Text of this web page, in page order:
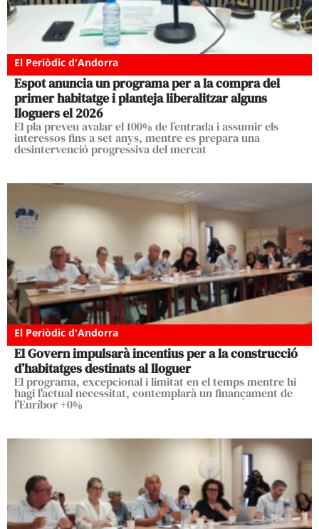
El Periòdic d'Andorra
Espot anuncia un programa per a la compra del
primer habitatge i planteja liberalitzar alguns
lloguers el 2026
El pla preveu avalar el 100% de l’entrada i assumir els
interessos fins a set anys, mentre es prepara una
desintervenció progressiva del mercat
El Periòdic d'Andorra
El Govern impulsarà incentius per a la construcció
d’habitatges destinats al lloguer
El programa, excepcional i limitat en el temps mentre hi
hagi l'actual necessitat, contemplarà un finançament de
l'Euríbor +0%